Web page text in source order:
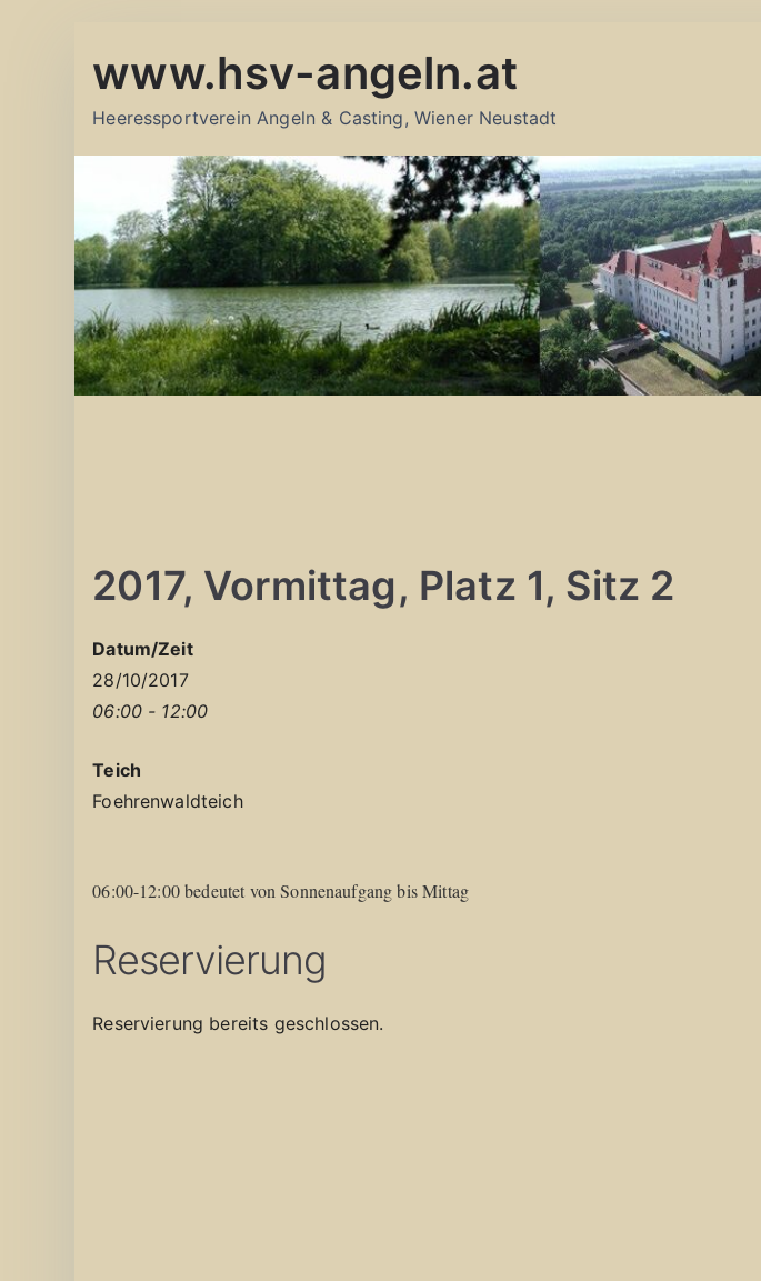
Inhalt
www.hsv-angeln.at
Heeressportverein Angeln & Casting, Wiener Neustadt
2017, Vormittag, Platz 1, Sitz 2
Datum/Zeit
28/10/2017
06:00 - 12:00
Teich
Foehrenwaldteich
06:00-12:00 bedeutet von Sonnenaufgang bis Mittag
Reservierung
Reservierung bereits geschlossen.